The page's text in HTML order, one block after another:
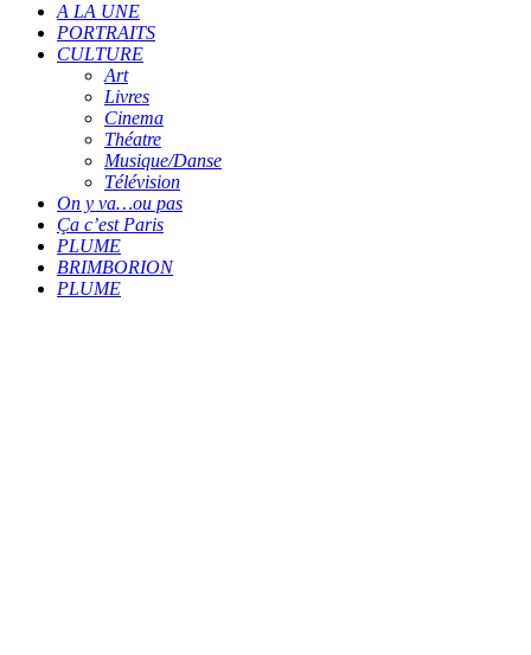
A LA UNE
PORTRAITS
CULTURE
Art
Livres
Cinema
Théatre
Musique/Danse
Télévision
On y va…ou pas
Ça c’est Paris
PLUME
BRIMBORION
PLUME